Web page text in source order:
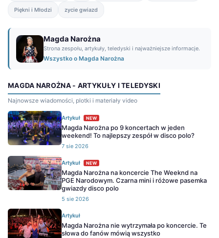
Piękni i Młodzi zycie gwiazd
Magda Narożna
Strona zespołu, artykuły, teledyski i najważniejsze informacje.
Wszystko o Magda Narożna
MAGDA NAROŻNA - ARTYKUŁY I TELEDYSKI
Najnowsze wiadomości, plotki i materiały video
Artykuł NEW
Magda Narożna po 9 koncertach w jeden
weekend! To najlepszy zespół w disco polo?
7 sie 2026
Artykuł NEW
Magda Narożna na koncercie The Weeknd na
PGE Narodowym. Czarna mini i różowe pasemka
gwiazdy disco polo
5 sie 2026
Artykuł
Magda Narożna nie wytrzymała po koncercie. Te
słowa do fanów mówią wszystko